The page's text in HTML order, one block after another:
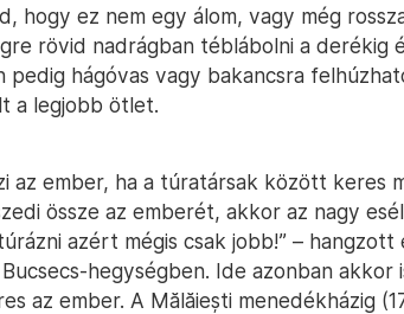
hogy ez nem egy álom, vagy még
rövid nadrágban téblábolni a derékig
pedig hágóvas vagy bakancsra
a legjobb ötlet.
az ember, ha a túratársak között keres
össze az emberét, akkor az nagy
azért mégis csak jobb!” –
hegységben. Ide azonban akkor
az ember. A Mălăiești menedékházig